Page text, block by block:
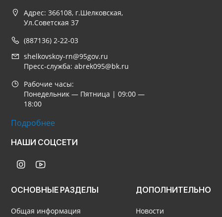
Адрес: 366108, г.Шелковская,
Ул.Советская 37
(887136) 2-22-03
shelkovskoy-rn@95gov.ru
Пресс-служба: abrek095@bk.ru
Рабочие часы:
Понедельник — Пятница | 09:00 —
18:00
Подробнее
НАШИ СОЦСЕТИ
ОСНОВНЫЕ РАЗДЕЛЫ
Общая информация
ДОПОЛНИТЕЛЬНО
Новости